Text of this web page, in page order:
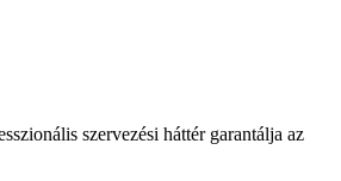
szervezési háttér garantálja az